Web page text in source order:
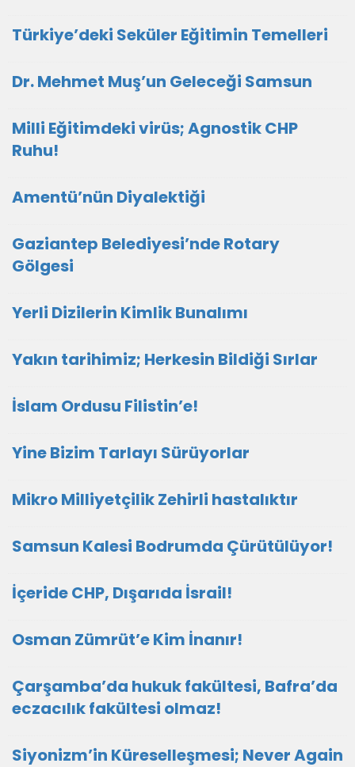
Türkiye’deki Seküler Eğitimin Temelleri
Dr. Mehmet Muş’un Geleceği Samsun
Milli Eğitimdeki virüs; Agnostik CHP
Ruhu!
Amentü’nün Diyalektiği
Gaziantep Belediyesi’nde Rotary
Gölgesi
Yerli Dizilerin Kimlik Bunalımı
Yakın tarihimiz; Herkesin Bildiği Sırlar
İslam Ordusu Filistin’e!
Yine Bizim Tarlayı Sürüyorlar
Mikro Milliyetçilik Zehirli hastalıktır
Samsun Kalesi Bodrumda Çürütülüyor!
İçeride CHP, Dışarıda İsrail!
Osman Zümrüt’e Kim İnanır!
Çarşamba’da hukuk fakültesi, Bafra’da
eczacılık fakültesi olmaz!
Siyonizm’in Küreselleşmesi; Never Again